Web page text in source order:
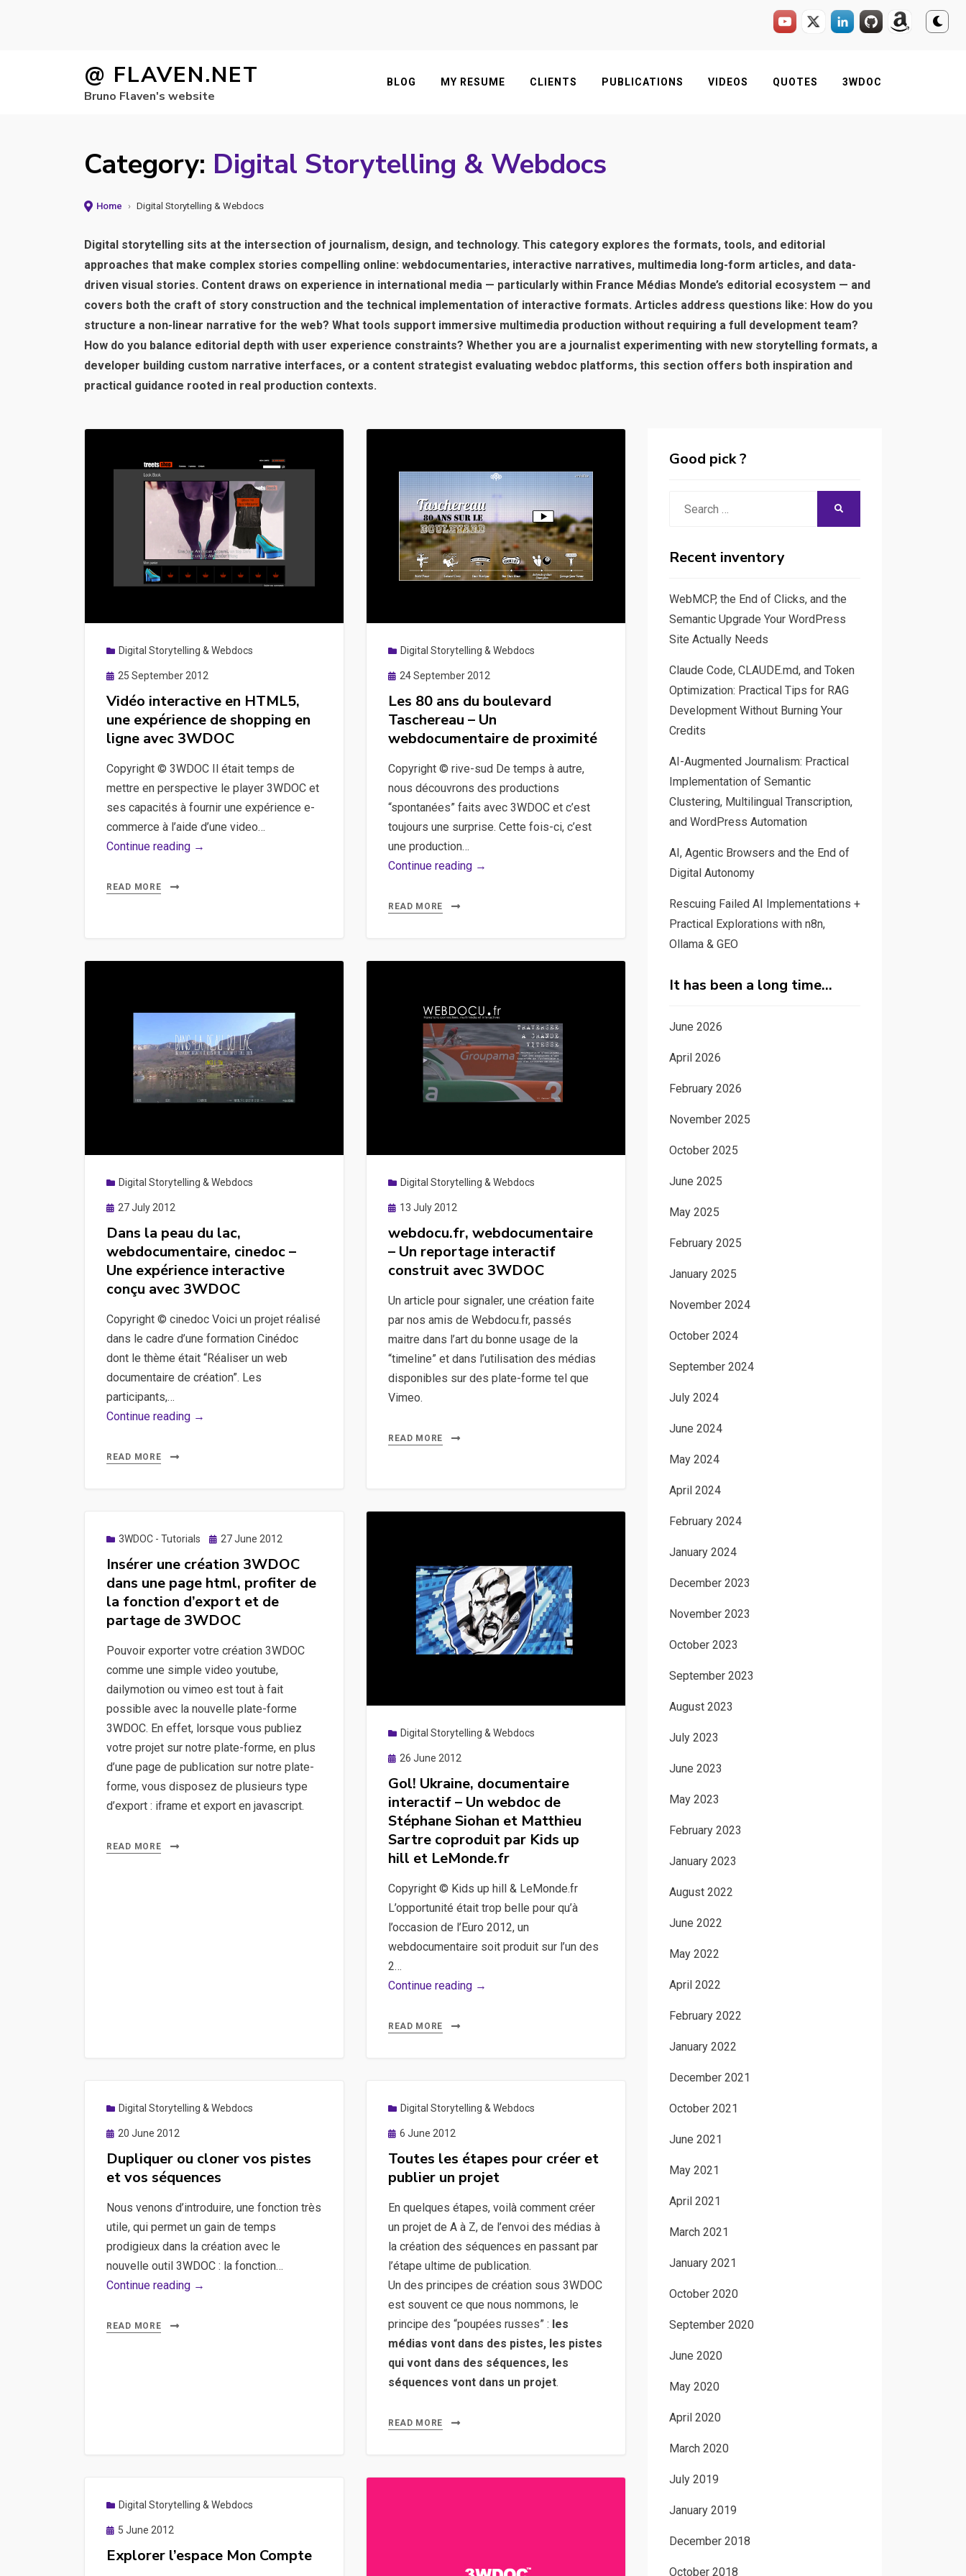
@ FLAVEN.NET
Bruno Flaven's website
BLOG MY RESUME CLIENTS PUBLICATIONS VIDEOS QUOTES 3WDOC
Category: Digital Storytelling & Webdocs
Home › Digital Storytelling & Webdocs
Digital storytelling sits at the intersection of journalism, design, and technology. This category explores the formats, tools, and editorial
approaches that make complex stories compelling online: webdocumentaries, interactive narratives, multimedia long-form articles, and data-
driven visual stories. Content draws on experience in international media — particularly within France Médias Monde’s editorial ecosystem — and
covers both the craft of story construction and the technical implementation of interactive formats. Articles address questions like: How do you
structure a non-linear narrative for the web? What tools support immersive multimedia production without requiring a full development team?
How do you balance editorial depth with user experience constraints? Whether you are a journalist experimenting with new storytelling formats, a
developer building custom narrative interfaces, or a content strategist evaluating webdoc platforms, this section offers both inspiration and
practical guidance rooted in real production contexts.
Digital Storytelling & Webdocs
Posted
25 September 2012
Vidéo interactive en HTML5,
une expérience de shopping en
ligne avec 3WDOC
Copyright © 3WDOC Il était temps de
mettre en perspective le player 3WDOC et
ses capacités à fournir une expérience e-
commerce à l’aide d’une video…
Continue reading →
de
avec
3WDOC
READ MORE
Digital Storytelling & Webdocs
Posted
24 September 2012
Les 80 ans du boulevard
Taschereau – Un
webdocumentaire de proximité
Copyright © rive-sud De temps à autre,
nous découvrons des productions
“spontanées” faits avec 3WDOC et c’est
toujours une surprise. Cette fois-ci, c’est
une production…
Continue reading →
Taschereau
webdocumentaire
de
proximité
READ MORE
Digital Storytelling & Webdocs
Posted
27 July 2012
Dans la peau du lac,
webdocumentaire, cinedoc –
Une expérience interactive
conçu avec 3WDOC
Copyright © cinedoc Voici un projet réalisé
dans le cadre d’une formation Cinédoc
dont le thème était “Réaliser un web
documentaire de création”. Les
participants,…
Continue reading →
cinedoc
Une
expérience
interactive
conçu
avec
3WDOC
READ MORE
Digital Storytelling & Webdocs
Posted
13 July 2012
webdocu.fr, webdocumentaire
– Un reportage interactif
construit avec 3WDOC
Un article pour signaler, une création faite
par nos amis de Webdocu.fr, passés
maitre dans l’art du bonne usage de la
“timeline” et dans l’utilisation des médias
disponibles sur des plate-forme tel que
Vimeo.
READ MORE
3WDOC - Tutorials
Posted
27 June 2012
Insérer une création 3WDOC
dans une page html, profiter de
la fonction d’export et de
partage de 3WDOC
Pouvoir exporter votre création 3WDOC
comme une simple video youtube,
dailymotion ou vimeo est tout à fait
possible avec la nouvelle plate-forme
3WDOC. En effet, lorsque vous publiez
votre projet sur notre plate-forme, en plus
d’une page de publication sur notre plate-
forme, vous disposez de plusieurs type
d’export : iframe et export en javascript.
READ MORE
Digital Storytelling & Webdocs
Posted
26 June 2012
Gol! Ukraine, documentaire
interactif – Un webdoc de
Stéphane Siohan et Matthieu
Sartre coproduit par Kids up
hill et LeMonde.fr
Copyright © Kids up hill & LeMonde.fr
L’opportunité était trop belle pour qu’à
l’occasion de l’Euro 2012, un
webdocumentaire soit produit sur l’un des
2…
Continue reading →
webdoc
Siohan
et
Sartre
LeMonde.fr
READ MORE
Digital Storytelling & Webdocs
Posted
20 June 2012
Dupliquer ou cloner vos pistes
et vos séquences
Nous venons d’introduire, une fonction très
utile, qui permet un gain de temps
prodigieux dans la création avec le
nouvelle outil 3WDOC : la fonction…
Continue reading →
READ MORE
Digital Storytelling & Webdocs
Posted
6 June 2012
Toutes les étapes pour créer et
publier un projet
En quelques étapes, voilà comment créer
un projet de A à Z, de l’envoi des médias à
la création des séquences en passant par
l’étape ultime de publication.
Un des principes de création sous 3WDOC
est souvent ce que nous nommons, le
principe des “poupées russes” : les
médias vont dans des pistes, les pistes
qui vont dans des séquences, les
séquences vont dans un projet.
READ MORE
Digital Storytelling & Webdocs
Posted
5 June 2012
Explorer l’espace Mon Compte
Good pick ?
Recent inventory
WebMCP, the End of Clicks, and the
Semantic Upgrade Your WordPress
Site Actually Needs
Claude Code, CLAUDE.md, and Token
Optimization: Practical Tips for RAG
Development Without Burning Your
Credits
AI-Augmented Journalism: Practical
Implementation of Semantic
Clustering, Multilingual Transcription,
and WordPress Automation
AI, Agentic Browsers and the End of
Digital Autonomy
Rescuing Failed AI Implementations +
Practical Explorations with n8n,
Ollama & GEO
It has been a long time…
June 2026
April 2026
February 2026
November 2025
October 2025
June 2025
May 2025
February 2025
January 2025
November 2024
October 2024
September 2024
July 2024
June 2024
May 2024
April 2024
February 2024
January 2024
December 2023
November 2023
October 2023
September 2023
August 2023
July 2023
June 2023
May 2023
February 2023
January 2023
August 2022
June 2022
May 2022
April 2022
February 2022
January 2022
December 2021
October 2021
June 2021
May 2021
April 2021
March 2021
January 2021
October 2020
September 2020
June 2020
May 2020
April 2020
March 2020
July 2019
January 2019
December 2018
October 2018